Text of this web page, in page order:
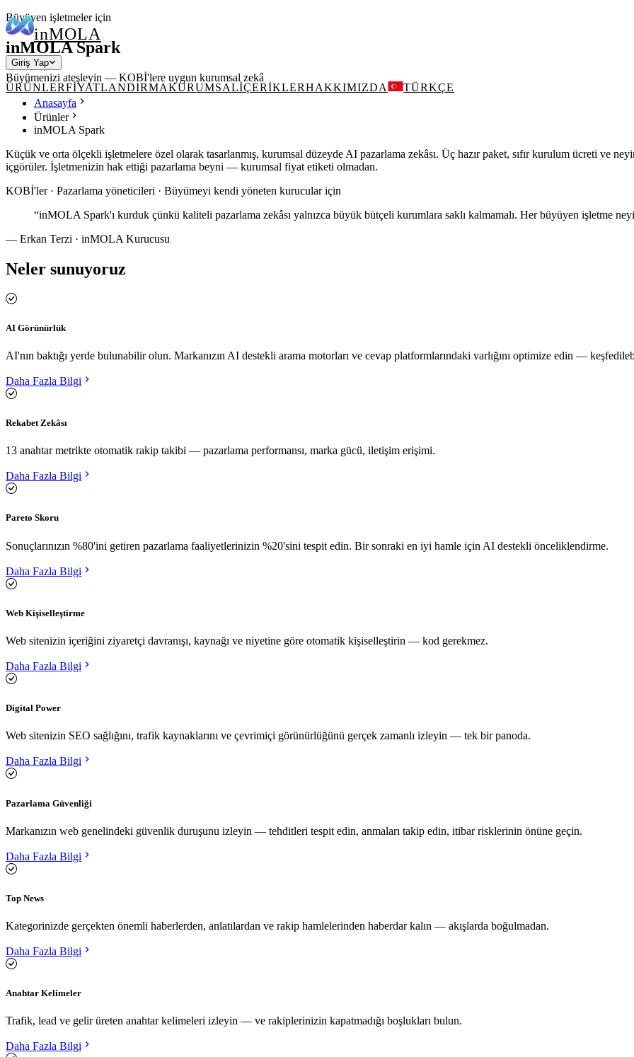
inMOLA
Giriş Yap
ÜRÜNLERFİYATLANDIRMAKURUMSALİÇERİKLERHAKKIMIZDA TÜRKÇE
Büyüyen işletmeler için
inMOLA Spark
Büyümenizi ateşleyin — KOBİ'lere uygun kurumsal zekâ
Anasayfa
Ürünler
inMOLA Spark
Küçük ve orta ölçekli işletmelere özel olarak tasarlanmış, kurumsal düzeyde AI pazarlama zekâsı. Üç hazır paket, sıfır kurulum ücreti ve
içgörüler. İşletmenizin hak ettiği pazarlama beyni — kurumsal fiyat etiketi olmadan.
KOBİ'ler · Pazarlama yöneticileri · Büyümeyi kendi yöneten kurucular için
“inMOLA Spark'ı kurduk çünkü kaliteli pazarlama zekâsı yalnızca büyük bütçeli kurumlara saklı kalmamalı. Her büyüyen işletme
— Erkan Terzi · inMOLA Kurucusu
Neler sunuyoruz
AI Görünürlük
AI'nın baktığı yerde bulunabilir olun. Markanızın AI destekli arama motorları ve cevap platformlarındaki varlığını optimize edin —
Daha Fazla Bilgi
Rekabet Zekâsı
13 anahtar metrikte otomatik rakip takibi — pazarlama performansı, marka gücü, iletişim erişimi.
Daha Fazla Bilgi
Pareto Skoru
Sonuçlarınızın %80'ini getiren pazarlama faaliyetlerinizin %20'sini tespit edin. Bir sonraki en iyi hamle için AI destekli önceliklendirme.
Daha Fazla Bilgi
Web Kişiselleştirme
Web sitenizin içeriğini ziyaretçi davranışı, kaynağı ve niyetine göre otomatik kişiselleştirin — kod gerekmez.
Daha Fazla Bilgi
Digital Power
Web sitenizin SEO sağlığını, trafik kaynaklarını ve çevrimiçi görünürlüğünü gerçek zamanlı izleyin — tek bir panoda.
Daha Fazla Bilgi
Pazarlama Güvenliği
Markanızın web genelindeki güvenlik duruşunu izleyin — tehditleri tespit edin, anmaları takip edin, itibar risklerinin önüne geçin.
Daha Fazla Bilgi
Top News
Kategorinizde gerçekten önemli haberlerden, anlatılardan ve rakip hamlelerinden haberdar kalın — akışlarda boğulmadan.
Daha Fazla Bilgi
Anahtar Kelimeler
Trafik, lead ve gelir üreten anahtar kelimeleri izleyin — ve rakiplerinizin kapatmadığı boşlukları bulun.
Daha Fazla Bilgi